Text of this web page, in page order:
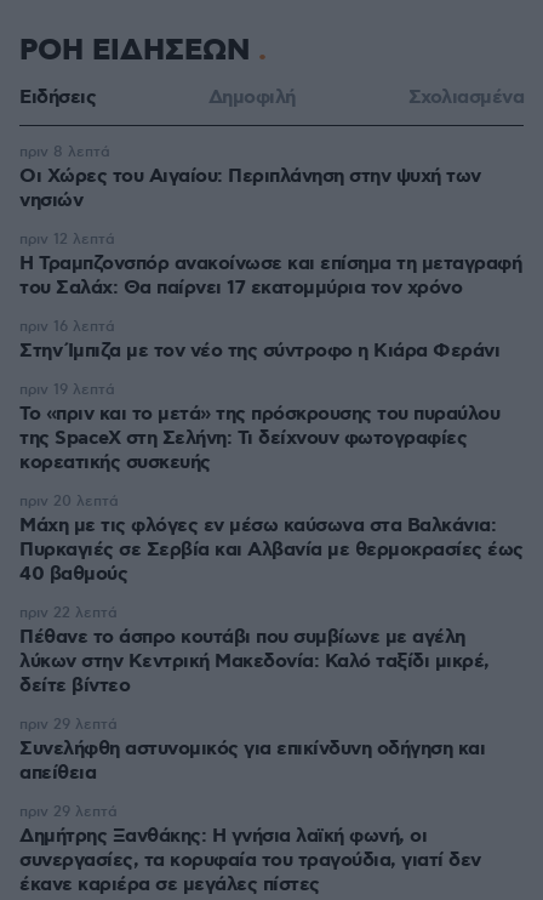
ΡΟΗ ΕΙΔΗΣΕΩΝ
Ειδήσεις Δημοφιλή Σχολιασμένα
Οι Xώρες του Αιγαίου: Περιπλάνηση στην ψυχή των
νησιών
πριν 8 λεπτά
Η Τραμπζονσπόρ ανακοίνωσε και επίσημα τη μεταγραφή
του Σαλάχ: Θα παίρνει 17 εκατομμύρια τον χρόνο
πριν 12 λεπτά
Στην Ίμπιζα με τον νέο της σύντροφο η Κιάρα Φεράνι
πριν 16 λεπτά
Το «πριν και το μετά» της πρόσκρουσης του πυραύλου
της SpaceX στη Σελήνη: Τι δείχνουν φωτογραφίες
κορεατικής συσκευής
πριν 19 λεπτά
Μάχη με τις φλόγες εν μέσω καύσωνα στα Βαλκάνια:
Πυρκαγιές σε Σερβία και Αλβανία με θερμοκρασίες έως
40 βαθμούς
πριν 20 λεπτά
Πέθανε το άσπρο κουτάβι που συμβίωνε με αγέλη
λύκων στην Κεντρική Μακεδονία: Καλό ταξίδι μικρέ,
δείτε βίντεο
πριν 22 λεπτά
Συνελήφθη αστυνομικός για επικίνδυνη οδήγηση και
απείθεια
πριν 29 λεπτά
Δημήτρης Ξανθάκης: Η γνήσια λαϊκή φωνή, οι
συνεργασίες, τα κορυφαία του τραγούδια, γιατί δεν
έκανε καριέρα σε μεγάλες πίστες
πριν 29 λεπτά